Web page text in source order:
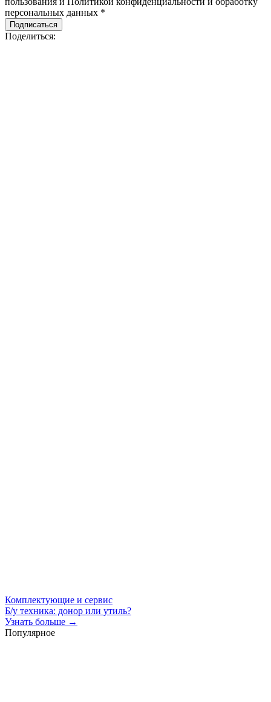
персональных данных *
Подписаться
Поделиться:
Комплектующие и сервис
Б/у техника: донор или утиль?
Узнать больше →
Популярное